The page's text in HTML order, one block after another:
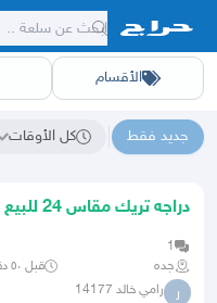
الأقسامأجهزةعقار ديلالشرقيهجدهمكه
جديد فقط كل الأوقات
دراجه تريك مقاس 24 للبيع
1
جده
قبل ٥٠ دقيقة
ر رامي خالد 14177